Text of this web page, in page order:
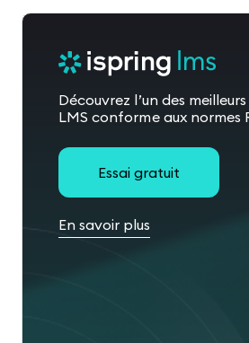
Découvrez l’un des meilleurs
LMS conforme aux normes
Essai gratuit
En savoir plus